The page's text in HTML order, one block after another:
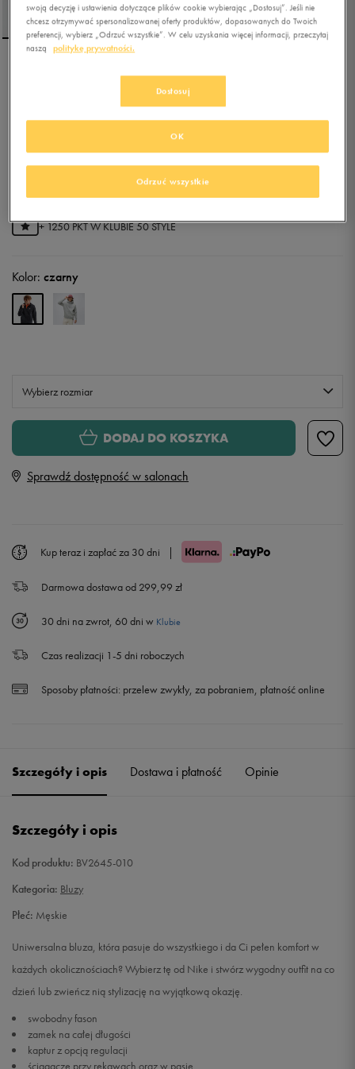
NIKE BLUZA ROZPINANA
(najniższa cena z 30 dni przed obniżką)
212,49złz Vat
+ 1250 PKT WKLUBIE 50 STYLE
Kolor: czarny
Wybierz rozmiar
Powiadom o dostępności
M Powiadom o dostępności
XL
DODAJ DO KOSZYKA
Sprawdź dostępność w salonach
Kup teraz i zapłać za 30 dni |
Darmowa dostawa od 299,99 zł
30 dni na zwrot, 60 dni w Klubie
Czas realizacji 1-5 dni roboczych
Sposoby płatności: przelew zwykły, za pobraniem, płatność online
Szczegóły i opis Dostawa i płatność Opinie
Szczegóły i opis
Kod produktu: BV2645-010
Kategoria: Bluzy
Płeć: Męskie
Uniwersalna bluza, która pasuje do wszystkiego i da Ci pełen komfort w
każdych okolicznościach? Wybierz tę od Nike i stwórz wygodny outfit na co
dzień lub zwieńcz nią stylizację na wyjątkową okazję.
swobodny fason
zamek na całej długości
kaptur z opcją regulacji
ściągacze przy rękawach oraz w pasie
swoją decyzję i ustawienia dotyczące plików cookie wybierając „Dostosuj”. Jeśli nie
chcesz otrzymywać spersonalizowanej oferty produktów, dopasowanych do Twoich
preferencji, wybierz „Odrzuć wszystkie”. W celu uzyskania więcej informacji, przeczytaj
naszą
politykę prywatności.
Dostosuj
Odrzuć wszystkie
OK